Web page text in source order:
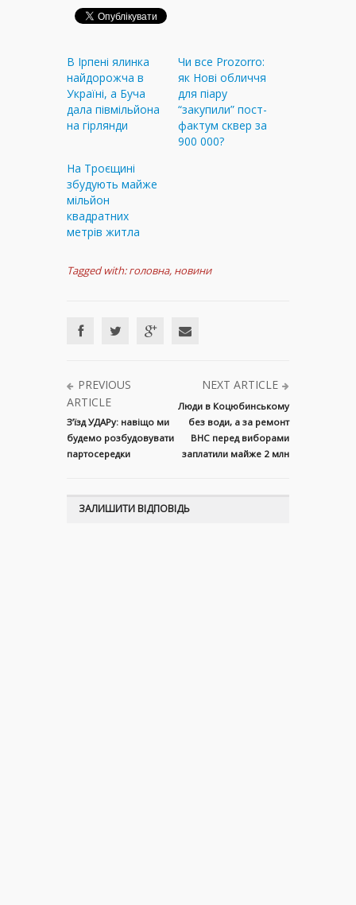
В Ірпені ялинка
найдорожча в
Україні, а Буча
дала півмільйона
на гірлянди
Чи все Prozorro:
як Нові обличчя
для піару
“закупили” пост-
фактум сквер за
900 000?
На Троєщині
збудують майже
мільйон
квадратних
метрів житла
Tagged with: головна, новини
PREVIOUS
ARTICLE
З’їзд УДАРу: навіщо ми
будемо розбудовувати
партосередки
NEXT ARTICLE
Люди в Коцюбинському
без води, а за ремонт
ВНС перед виборами
заплатили майже 2 млн
ЗАЛИШИТИ ВІДПОВІДЬ